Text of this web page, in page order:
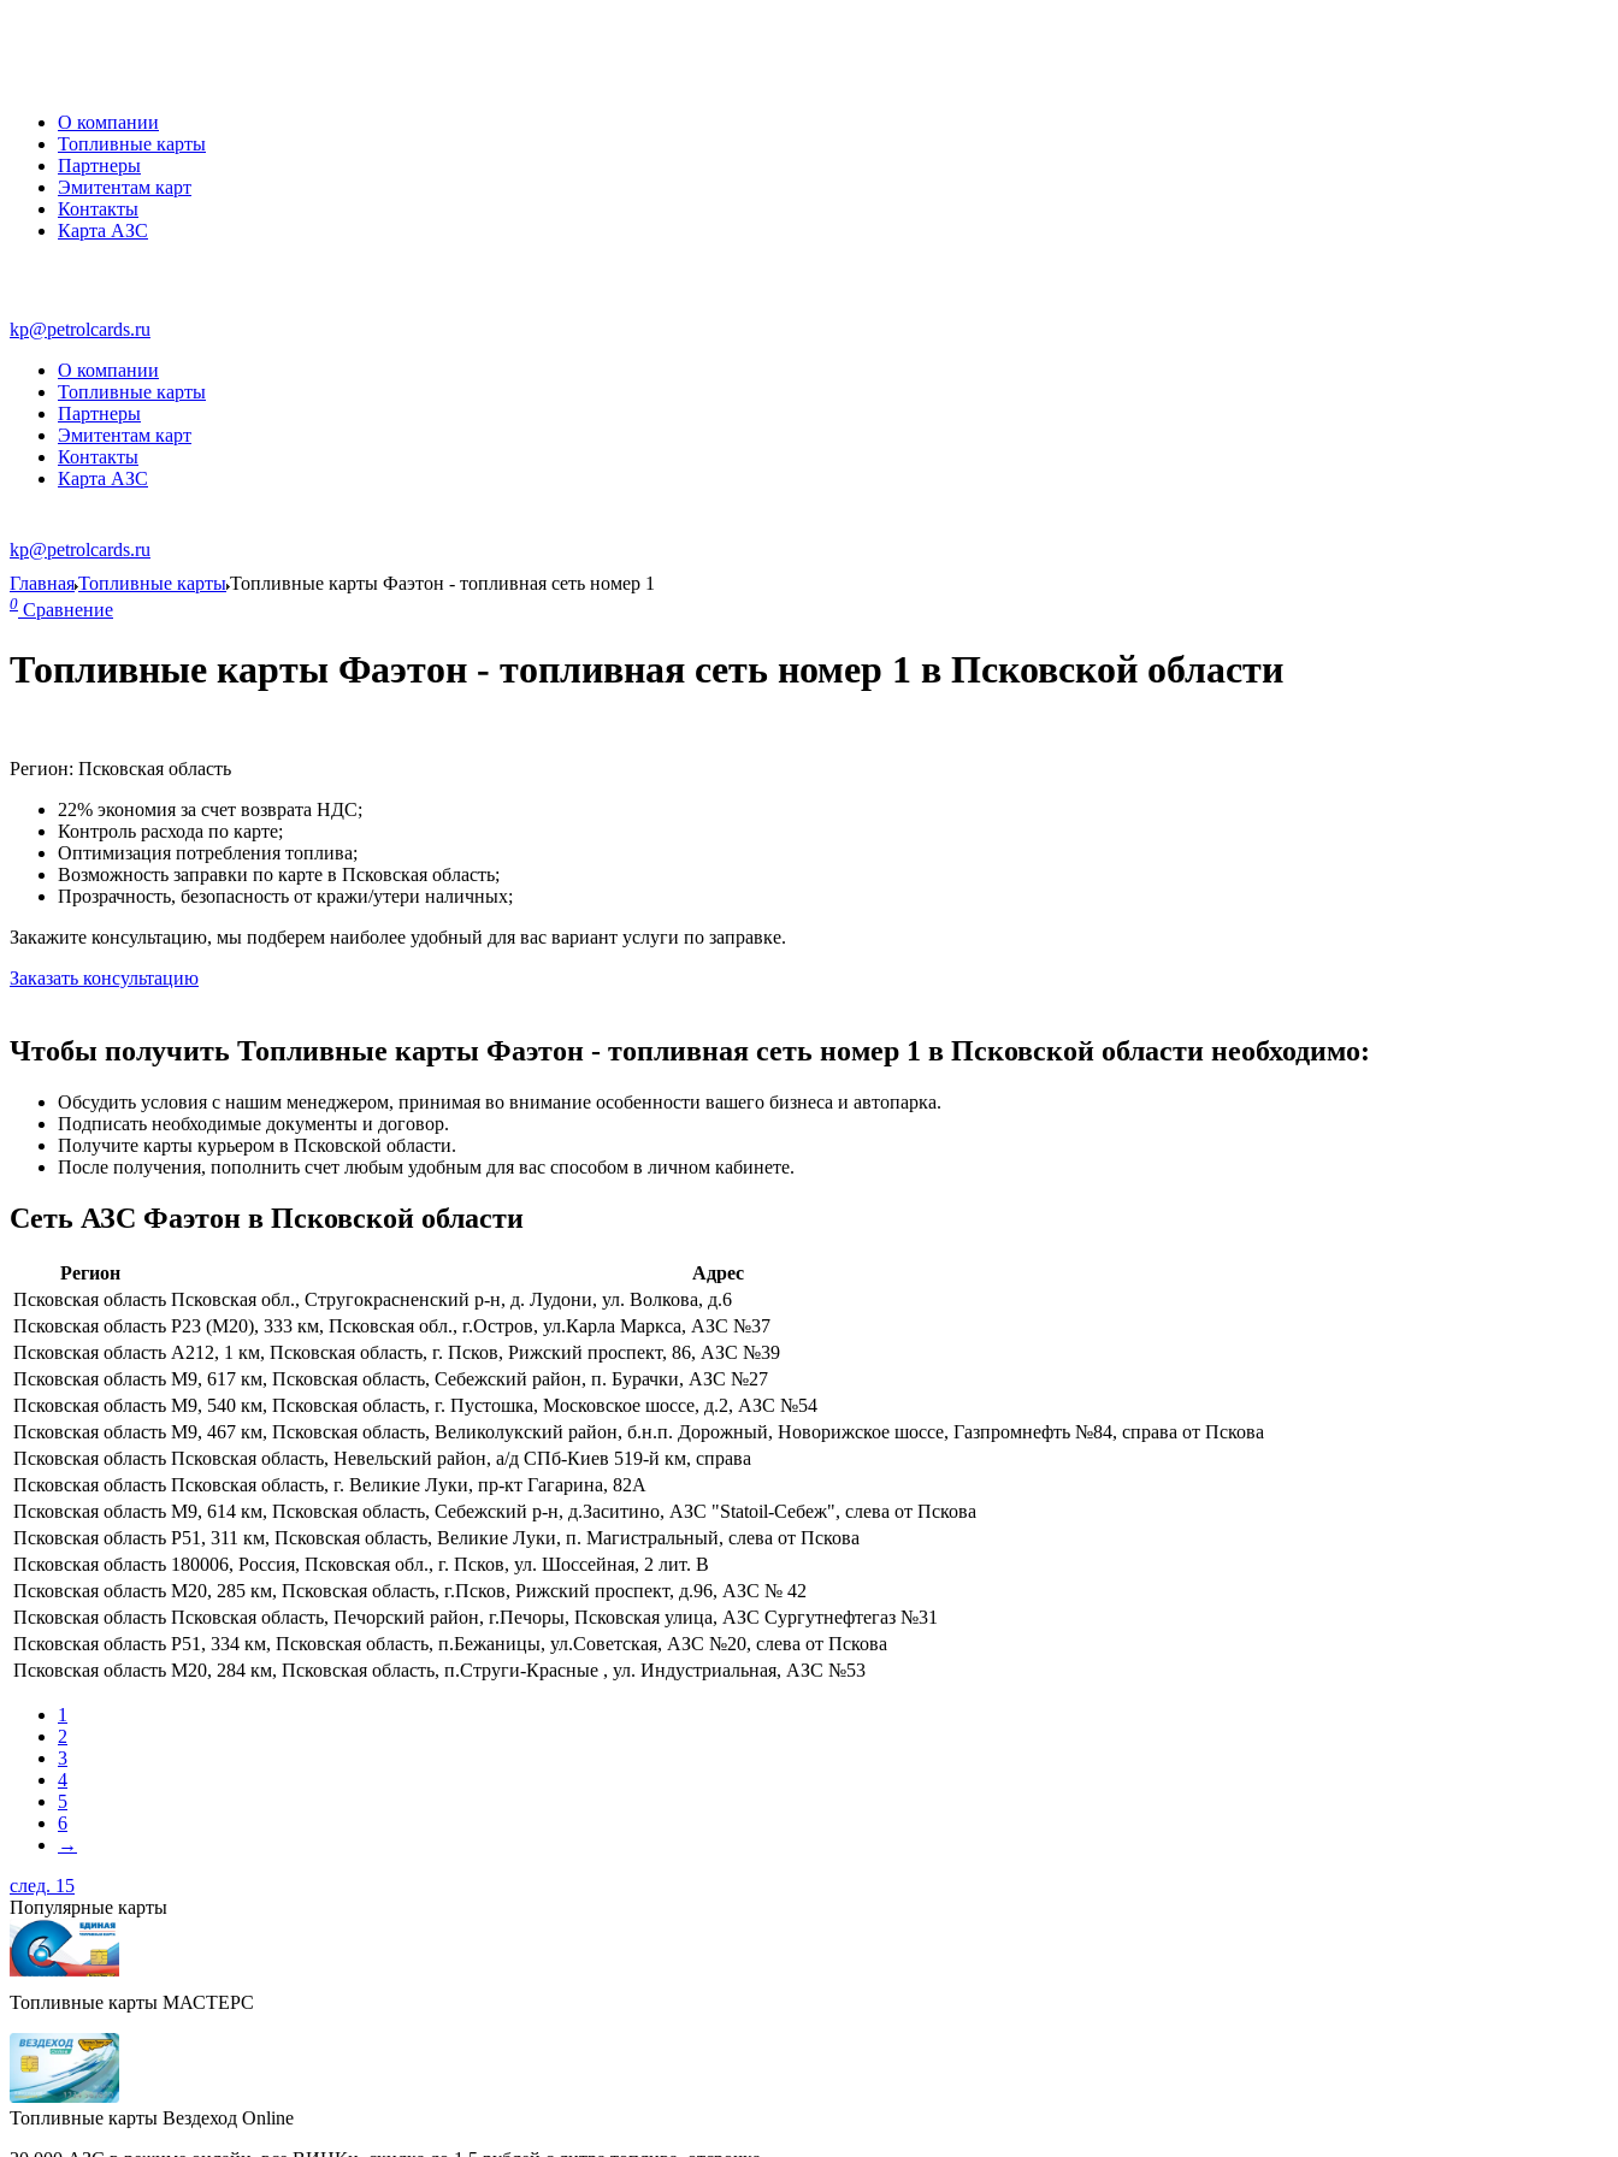
О компании
Топливные карты
Партнеры
Эмитентам карт
Контакты
Карта АЗС
kp@petrolcards.ru
О компании
Топливные карты
Партнеры
Эмитентам карт
Контакты
Карта АЗС
kp@petrolcards.ru
ГлавнаяТопливные картыТопливные карты Фаэтон - топливная сеть номер 1
0 Сравнение
Топливные карты Фаэтон - топливная сеть номер 1 в Псковской области
Регион: Псковская область
22% экономия за счет возврата НДС;
Контроль расхода по карте;
Оптимизация потребления топлива;
Возможность заправки по карте в Псковская область;
Прозрачность, безопасность от кражи/утери наличных;
Закажите консультацию, мы подберем наиболее удобный для вас вариант услуги по заправке.
Заказать консультацию
Чтобы получить Топливные карты Фаэтон - топливная сеть номер 1 в Псковской области необходимо:
Обсудить условия с нашим менеджером, принимая во внимание особенности вашего бизнеса и автопарка.
Подписать необходимые документы и договор.
Получите карты курьером в Псковской области.
После получения, пополнить счет любым удобным для вас способом в личном кабинете.
Сеть АЗС Фаэтон в Псковской области
Регион
Адрес
Псковская область Псковская обл., Стругокрасненский р-н, д. Лудони, ул. Волкова, д.6
Псковская область Р23 (М20), 333 км, Псковская обл., г.Остров, ул.Карла Маркса, АЗС №37
Псковская область А212, 1 км, Псковская область, г. Псков, Рижский проспект, 86, АЗС №39
Псковская область М9, 617 км, Псковская область, Себежский район, п. Бурачки, АЗС №27
Псковская область М9, 540 км, Псковская область, г. Пустошка, Московское шоссе, д.2, АЗС №54
Псковская область М9, 467 км, Псковская область, Великолукский район, б.н.п. Дорожный, Новорижское шоссе, Газпромнефть №84, справа от Пскова
Псковская область Псковская область, Невельский район, а/д СПб-Киев 519-й км, справа
Псковская область Псковская область, г. Великие Луки, пр-кт Гагарина, 82А
Псковская область М9, 614 км, Псковская область, Себежский р-н, д.Заситино, АЗС "Statoil-Себеж", слева от Пскова
Псковская область Р51, 311 км, Псковская область, Великие Луки, п. Магистральный, слева от Пскова
Псковская область 180006, Россия, Псковская обл., г. Псков, ул. Шоссейная, 2 лит. В
Псковская область М20, 285 км, Псковская область, г.Псков, Рижский проспект, д.96, АЗС № 42
Псковская область Псковская область, Печорский район, г.Печоры, Псковская улица, АЗС Сургутнефтегаз №31
Псковская область Р51, 334 км, Псковская область, п.Бежаницы, ул.Советская, АЗС №20, слева от Пскова
Псковская область М20, 284 км, Псковская область, п.Струги-Красные , ул. Индустриальная, АЗС №53
1
2
3
4
5
6
→
след. 15
Популярные карты
Топливные карты МАСТЕРС
Топливные карты Вездеход Online